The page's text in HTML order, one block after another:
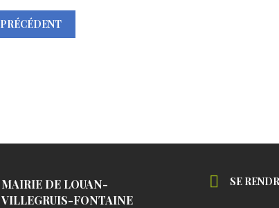
PRÉCÉDENT
MAIRIE DE LOUAN-
VILLEGRUIS-FONTAINE
SE